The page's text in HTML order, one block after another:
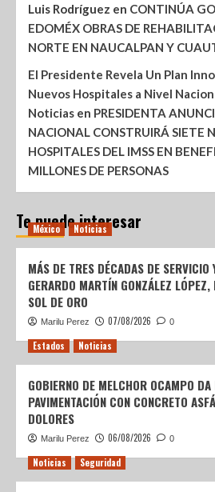
Luis Rodríguez en CONTINÚA
EDOMÉX OBRAS DE
NORTE EN NAUCALPAN Y
El Presidente Revela Un Plan
Nuevos Hospitales a Nivel
Noticias en PRESIDENTA
NACIONAL CONSTRUIRÁ SIETE
HOSPITALES DEL IMSS EN
MILLONES DE PERSONAS
Te puede interesar
México Noticias
MÁS DE TRES DÉCADAS DE
GERARDO MARTÍN GONZÁLEZ
SOL DE ORO
Marilu Perez 07/08/2026 0
Estados Noticias
GOBIERNO DE MELCHOR OCAMPO
PAVIMENTACIÓN CON CONCRETO
DOLORES
Marilu Perez 06/08/2026 0
Noticias Seguridad